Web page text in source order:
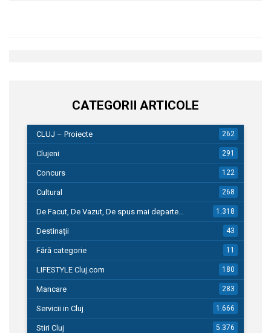
CATEGORII ARTICOLE
CLUJ – Proiecte 262
Clujeni 291
Concurs 122
Cultural 268
De Facut, De Vazut, De spus mai departe… 1.318
Destinații 43
Fără categorie 11
LIFESTYLE Cluj.com 180
Mancare 283
Servicii in Cluj 1.666
Stiri Cluj 5.376